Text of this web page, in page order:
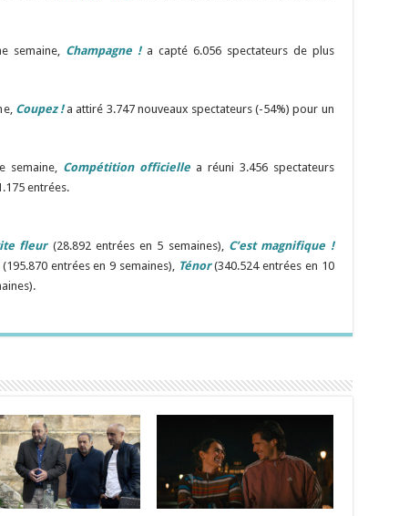
semaine, Champagne !a capté 6.056 spectateurs de plus
Coupez ! a attiré 3.747 nouveaux spectateurs (-54%) pour un
semaine, Compétition officiellea réuni 3.456 spectateurs
entrées.
fleur (28.892 entrées en 5 semaines), C’est magnifique !
(195.870 entrées en 9 semaines), Ténor (340.524 entrées en 10